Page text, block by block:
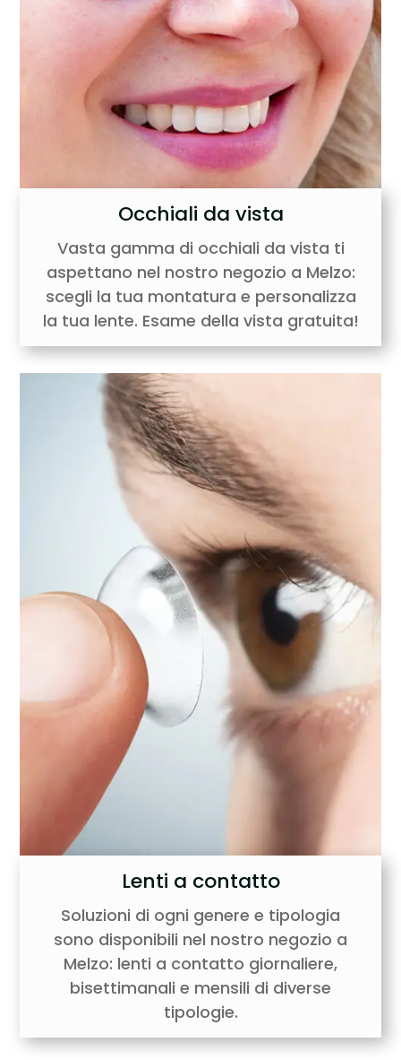
Occhiali da vista
Vasta gamma di occhiali da vista ti
aspettano nel nostro negozio a Melzo:
scegli la tua montatura e personalizza
la tua lente. Esame della vista gratuita!
Lenti a contatto
Soluzioni di ogni genere e tipologia
sono disponibili nel nostro negozio a
Melzo: lenti a contatto giornaliere,
bisettimanali e mensili di diverse
tipologie.